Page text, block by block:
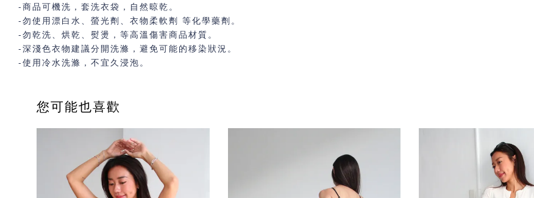
-商品可機洗，套洗衣袋，自然晾乾。
-勿使用漂白水、螢光劑、衣物柔軟劑 等化學藥劑。
-勿乾洗、烘乾、熨燙，等高溫傷害商品材質。
-深淺色衣物建議分開洗滌，避免可能的移染狀況。
-使用冷水洗滌，不宜久浸泡。
您可能也喜歡